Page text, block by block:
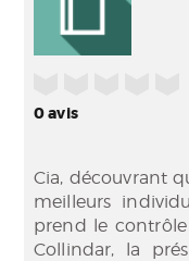
0avis
Cia, découvrant
meilleurs
prend le
Collindar, la